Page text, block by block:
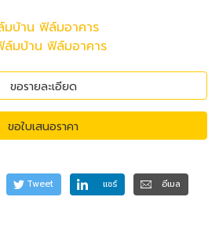
บ้าน ฟิล์มอาคาร
มบ้าน ฟิล์มอาคาร
ขอรายละเอียด
ขอใบเสนอราคา
Tweet แชร์
อีเมล